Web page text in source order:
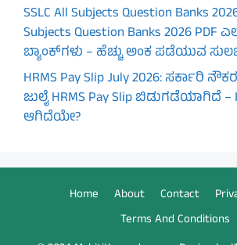
SSLC All Subjects Question Banks
Subjects Question Banks 2026 PDF
ಬ್ಯಾಂಕ್‌ಗಳು – ಹೆಚ್ಚು ಅಂಕ ಪಡೆಯುವ
HRMS Pay Slip July 2026: ಸರ್ಕಾರಿ
ಜುಲೈ HRMS Pay Slip ಬಿಡುಗಡೆಯಾಗಿದೆ
ಆಗಿದೆಯೇ?
Home About Contact
Terms And Conditions